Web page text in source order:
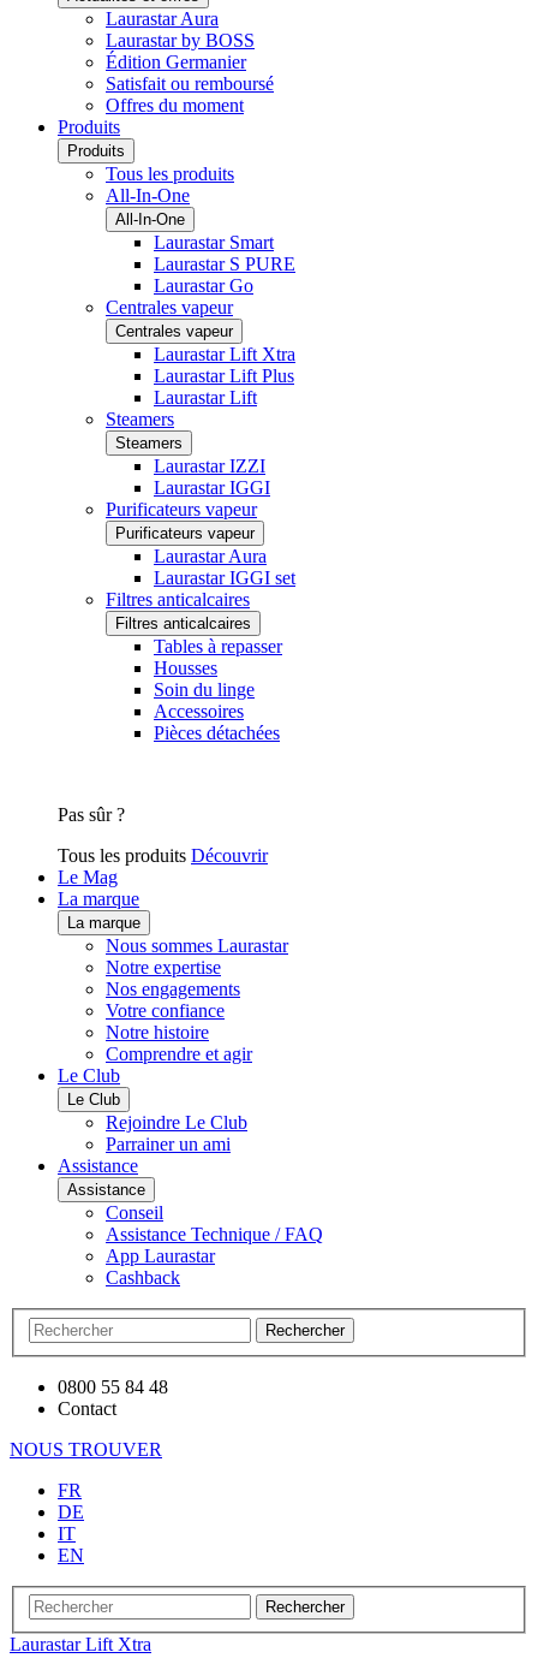
Laurastar Aura
Laurastar by BOSS
Édition Germanier
Satisfait ou remboursé
Offres du moment
Produits
Produits
Tous les produits
All-In-One
All-In-One
Laurastar Smart
Laurastar S PURE
Laurastar Go
Centrales vapeur
Centrales vapeur
Laurastar Lift Xtra
Laurastar Lift Plus
Laurastar Lift
Steamers
Steamers
Laurastar IZZI
Laurastar IGGI
Purificateurs vapeur
Purificateurs vapeur
Laurastar Aura
Laurastar IGGI set
Filtres anticalcaires
Filtres anticalcaires
Tables à repasser
Housses
Soin du linge
Accessoires
Pièces détachées
Pas sûr ?
Tous les produits Découvrir
Le Mag
La marque
La marque
Nous sommes Laurastar
Notre expertise
Nos engagements
Votre confiance
Notre histoire
Comprendre et agir
Le Club
Le Club
Rejoindre Le Club
Parrainer un ami
Assistance
Assistance
Conseil
Assistance Technique / FAQ
App Laurastar
Cashback
Rechercher
0800 55 84 48
Contact
NOUS TROUVER
FR
DE
IT
EN
Rechercher
Laurastar Lift Xtra